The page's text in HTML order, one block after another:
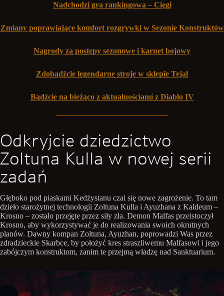
Nadchodzi gra rankingowa – Cięgi
Zmiany poprawiające komfort rozgrywki w Sezonie Konstruktów
Nagrody za postępy sezonowe i karnet bojowy
Zdobądźcie legendarne stroje w sklepie Tejal
Bądźcie na bieżąco z aktualnościami z Diablo IV
Odkryjcie dziedzictwo
Zoltuna Kulla w nowej serii
zadań
Głęboko pod piaskami Kedżystanu czai się nowe zagrożenie. To tam
dzieło starożytnej technologii Zoltuna Kulla i Ayuzhana z Kaldeum –
Krosno – zostało przejęte przez siły zła. Demon Malfas przeistoczył
Krosno, aby wykorzystywać je do realizowania swoich okrutnych
planów. Dawny kompan Zoltuna, Ayuzhan, poprowadzi Was przez
zdradzieckie Skarbce, by położyć kres straszliwemu Malfasowi i jego
zabójczym konstruktom, zanim te przejmą władzę nad Sanktuarium.